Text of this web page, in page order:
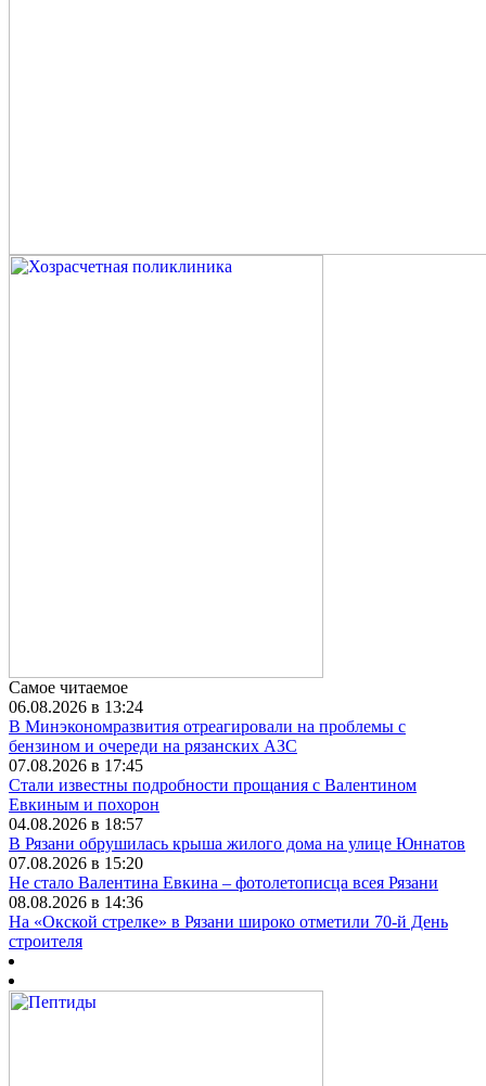
Самое читаемое
06.08.2026 в 13:24
В Минэкономразвития отреагировали на проблемы с
бензином и очереди на рязанских АЗС
07.08.2026 в 17:45
Стали известны подробности прощания с Валентином
Евкиным и похорон
04.08.2026 в 18:57
В Рязани обрушилась крыша жилого дома на улице Юннатов
07.08.2026 в 15:20
Не стало Валентина Евкина – фотолетописца всея Рязани
08.08.2026 в 14:36
На «Окской стрелке» в Рязани широко отметили 70-й День
строителя